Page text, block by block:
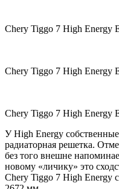
Chery Tiggo 7 High Energy
Chery Tiggo 7 High Energy
Chery Tiggo 7 High Energy
У High Energy
радиаторная решетка.
без того внешне
новому «личику» это
Chery Tiggo 7 High Energy